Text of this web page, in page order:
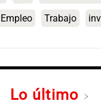
Empleo Trabajo
Lo último